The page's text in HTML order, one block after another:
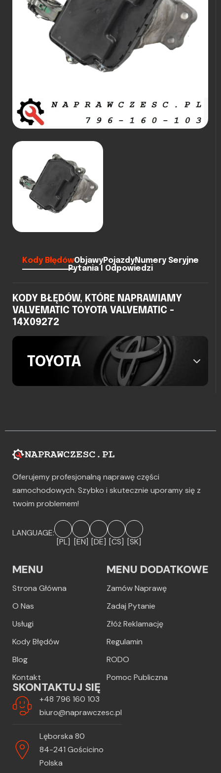
Kody BłędówObjawyPojazdyNumery Seryjne
Pytania I Odpowiedzi
KODY BŁĘDÓW, KTÓRE NAPRAWIAMY
VALVEMATIC TOYOTA VALVEMATIC -
14X09272
TOYOTA
Oferujemy profesjonalną naprawę części
samochodowych. Szybko i skutecznie uporamy się z
twoim problemem!
LANGUAGE:
[PL] [EN] [DE] [CS] [SK]
MENU
Strona Główna
O Nas
Usługi
Kody Błędów
Blog
Kontakt
MENU DODATKOWE
Zamów Naprawę
Zadaj Pytanie
Złóż Reklamację
Regulamin
RODO
Pomoc Publiczna
SKONTAKTUJ SIĘ
+48 796 160 103
biuro@naprawczesc.pl
Lęborska 80
84-241 Gościcino
Polska